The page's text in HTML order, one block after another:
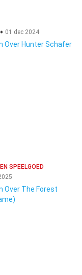
01 dec 2024
Over Hunter Schafer
SPEELGOED
Over The Forest